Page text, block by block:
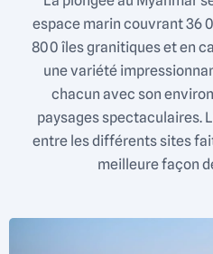
espace marin couvrant 36
800 îles granitiques et en
une variété
chacun avec son
paysages spectaculaires.
entre les différents sites
meilleure façon